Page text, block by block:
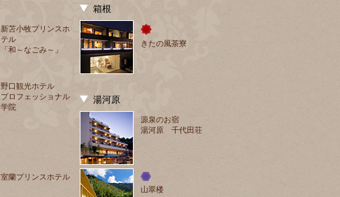
新苫小牧プリンスホ
テル
「和～なごみ～」
野口観光ホテル
プロフェッショナル
学院
室蘭プリンスホテル
箱根
きたの風茶寮
湯河原
源泉のお宿
湯河原 千代田荘
山翠楼